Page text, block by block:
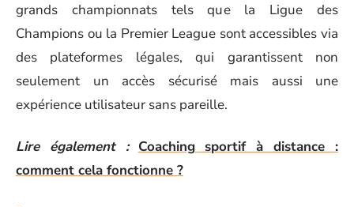
grands championnats tels que la Ligue des
Champions ou la Premier League sont accessibles via
des plateformes légales, qui garantissent non
seulement un accès sécurisé mais aussi une
expérience utilisateur sans pareille.
Lire également : Coaching sportif à distance :
comment cela fonctionne ?